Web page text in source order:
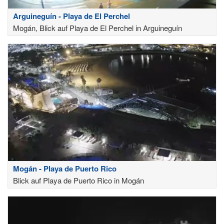
Arguineguín - Playa de El Perchel
Mogán, Blick auf Playa de El Perchel in Arguineguín
Mogán - Playa de Puerto Rico
Blick auf Playa de Puerto Rico in Mogán